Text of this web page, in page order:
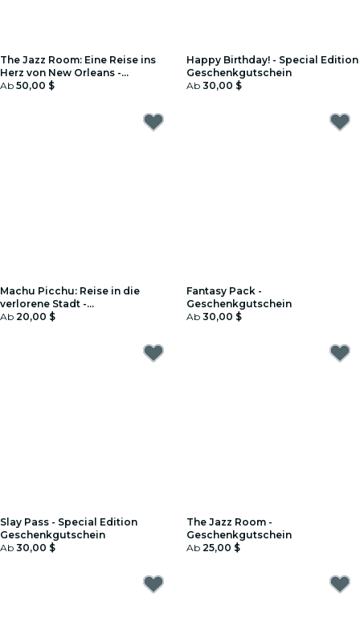
The Jazz Room: Eine Reise ins
Herz von New Orleans -
Geschenkgutschein
Ab 50,00 $
Happy Birthday! - Special Edition
Geschenkgutschein
Ab 30,00 $
Machu Picchu: Reise in die
verlorene Stadt -
Geschenkgutschein
Ab 20,00 $
Fantasy Pack -
Geschenkgutschein
Ab 30,00 $
Slay Pass - Special Edition
Geschenkgutschein
Ab 30,00 $
The Jazz Room -
Geschenkgutschein
Ab 25,00 $